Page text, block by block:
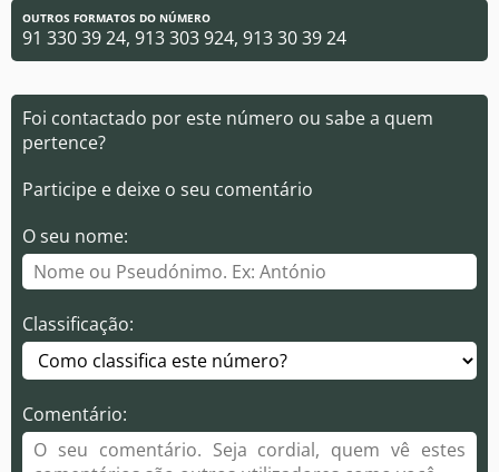
OUTROS FORMATOS DO NÚMERO
91 330 39 24, 913 303 924, 913 30 39 24
Foi contactado por este número ou sabe a quem
pertence?
Participe e deixe o seu comentário
O seu nome:
Classificação:
Comentário: